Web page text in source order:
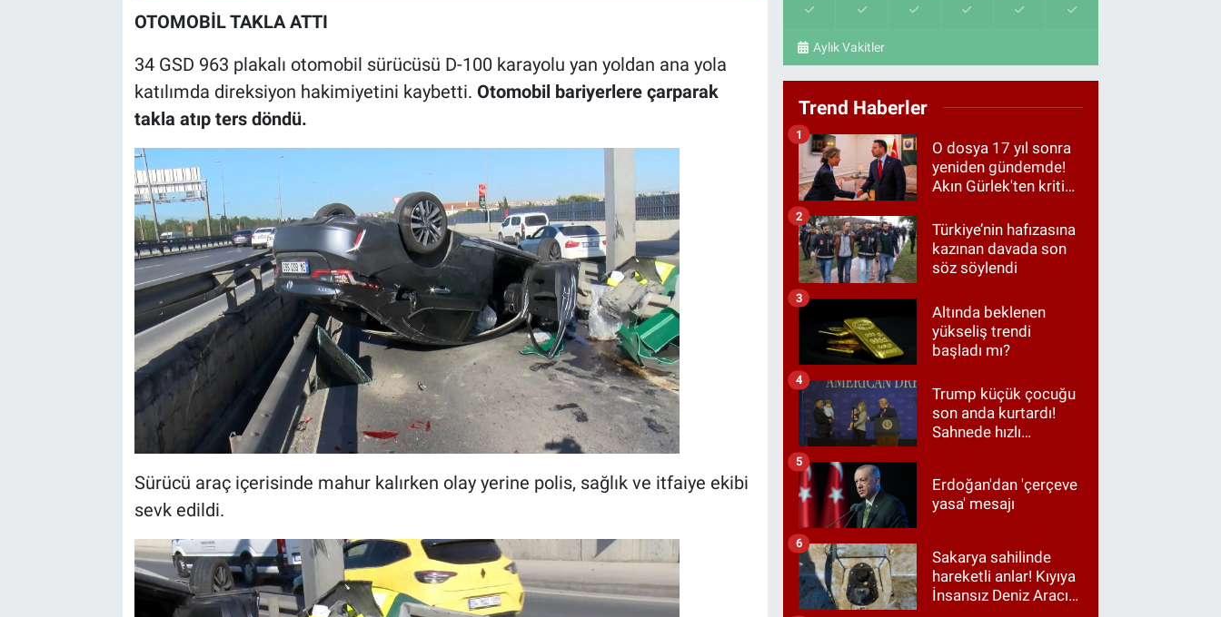
OTOMOBİL TAKLA ATTI
34 GSD 963 plakalı otomobil sürücüsü D-100 karayolu yan yoldan ana yola
katılımda direksiyon hakimiyetini kaybetti. Otomobil bariyerlere çarparak
takla atıp ters döndü.
Sürücü araç içerisinde mahur kalırken olay yerine polis, sağlık ve itfaiye ekibi
sevk edildi.
Aylık Vakitler
Trend Haberler
O dosya 17 yıl sonra
yeniden gündemde!
Akın Gürlek'ten kritik
1
Türkiye’nin hafızasına
kazınan davada son
söz söylendi
2
Altında beklenen
yükseliş trendi
başladı mı?
3
Trump küçük çocuğu
son anda kurtardı!
Sahnede hızlı
4
Erdoğan'dan 'çerçeve
yasa' mesajı
5
Sakarya sahilinde
hareketli anlar! Kıyıya
İnsansız Deniz Aracı
6